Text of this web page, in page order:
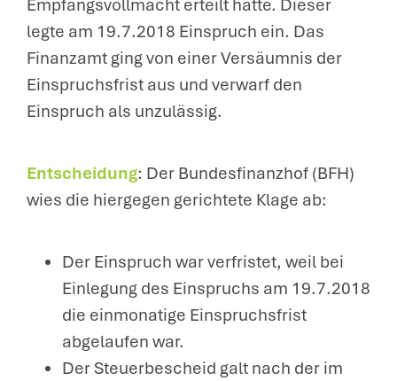
Empfangsvollmacht erteilt hatte. Dieser
legte am 19.7.2018 Einspruch ein. Das
Finanzamt ging von einer Versäumnis der
Einspruchsfrist aus und verwarf den
Einspruch als unzulässig.
Entscheidung: Der Bundesfinanzhof (BFH)
wies die hiergegen gerichtete Klage ab:
Der Einspruch war verfristet, weil bei
Einlegung des Einspruchs am 19.7.2018
die einmonatige Einspruchsfrist
abgelaufen war.
Der Steuerbescheid galt nach der im